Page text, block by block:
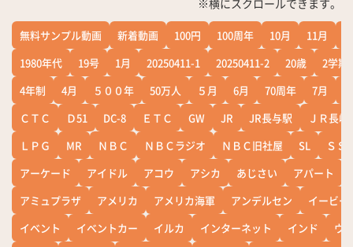
※横にスクロールできます。
無料サンプル動画 新着動画 100円 100周年 10月 11月
1980年代
19号 1月 20250411-1 20250411-2 20歳
2学期
4年制
4月 ５００年 50万人 ５月 6月 70周年 7月
ＣＴＣ
Ｄ51 DC-8 ＥＴＣ GW JR JR長与駅
ＪＲ長崎
ＬＰＧ
MR ＮＢＣ ＮＢＣラジオ ＮＢＣ旧社屋 SL
ＳＳ
アーケード
アイドル アコウ アシカ あじさい アパート
アミュプラザ
アメリカ アメリカ海軍 アンデルセン
イービー
イベント
イベントカー イルカ インターネット インド
ウ